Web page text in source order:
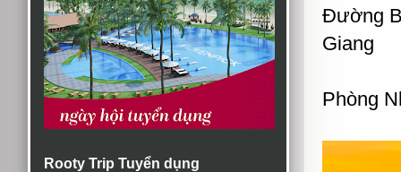
Rooty Trip Tuyển dụng
Đường
Giang
Phòng